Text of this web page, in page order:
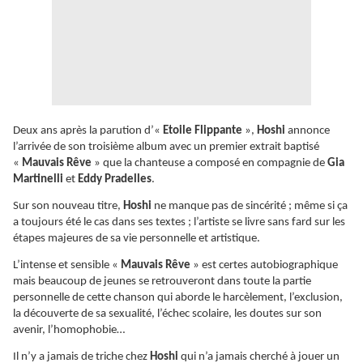
Deux ans après la parution d’« Etoile Flippante », Hoshi annonce
l’arrivée de son troisième album avec un premier extrait baptisé
« Mauvais Rêve » que la chanteuse a composé en compagnie de Gia
Martinelli et Eddy Pradelles.
Sur son nouveau titre, Hoshi ne manque pas de sincérité ; même si ça
a toujours été le cas dans ses textes ; l’artiste se livre sans fard sur les
étapes majeures de sa vie personnelle et artistique.
L’intense et sensible « Mauvais Rêve » est certes autobiographique
mais beaucoup de jeunes se retrouveront dans toute la partie
personnelle de cette chanson qui aborde le harcèlement, l’exclusion,
la découverte de sa sexualité, l’échec scolaire, les doutes sur son
avenir, l’homophobie…
Il n’y a jamais de triche chez Hoshi qui n’a jamais cherché à jouer un